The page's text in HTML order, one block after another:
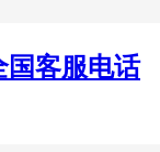
国客服电话